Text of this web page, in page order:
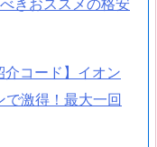
介コード】イオン
で激得！最大一回